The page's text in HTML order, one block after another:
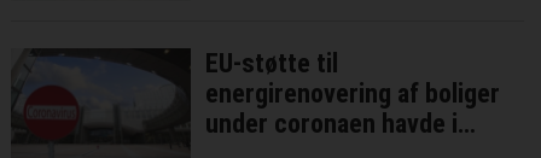
EU-støtte til
energirenovering af boliger
under coronaen havde i